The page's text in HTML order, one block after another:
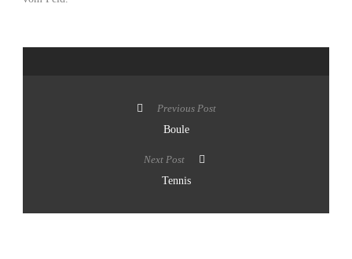
Previous Post
Boule
Next Post
Tennis